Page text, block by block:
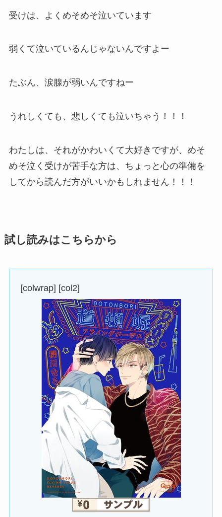
受けは、よくめそめそ泣いています
弱くて泣いているんじゃないんですよー
たぶん、涙腺が弱いんですねー
うれしくても、悲しくても泣いちゃう！！！
わたしは、それがかわいくて大好きですが、めそ
めそ泣く受けが苦手な方は、ちょっと心の準備を
してから読んだ方がいいかもしれません！！！
試し読みはこちらから
[colwrap] [col2]